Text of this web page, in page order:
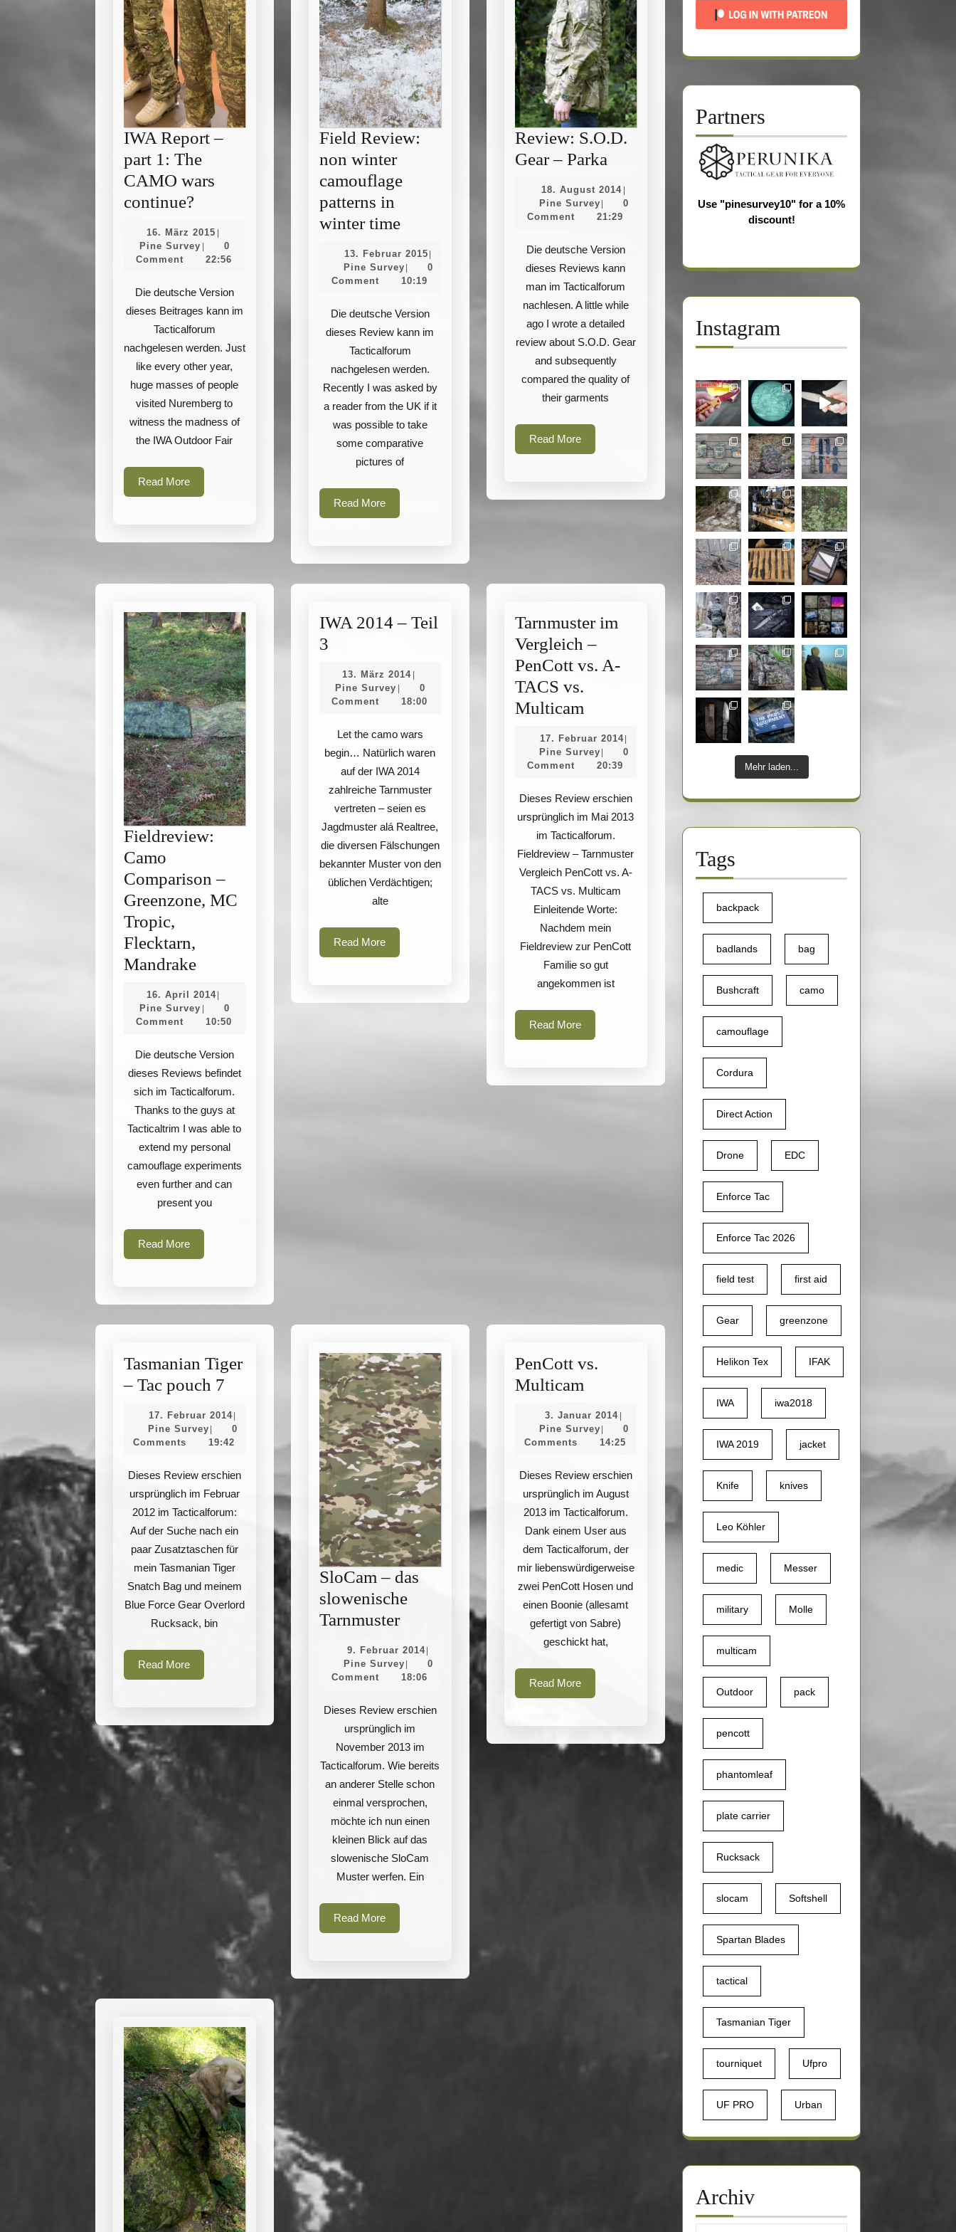
IWA Report –
part 1: The
CAMO wars
continue?
–
part
1:
The
CAMO
wars
continue?
16. März 2015 16.
März
2015
Pine Survey Pine
Survey
0
Comment
22:56
Die deutsche Version
dieses Beitrages kann im
Tacticalforum
nachgelesen werden. Just
like every other year,
huge masses of people
visited Nuremberg to
witness the madness of
the IWA Outdoor Fair
Read MoreRead
More
Field Review:
non winter
camouflage
patterns in
winter timeField
non
winter
camouflage
patterns
in
winter
time
13. Februar 201513.
Februar
Pine SurveyPine
Survey
0
Comment
10:19
Die deutsche Version
dieses Review kann im
Tacticalforum
nachgelesen werden.
Recently I was asked by
a reader from the UK if it
was possible to take
some comparative
pictures of
Read MoreRead
More
Review: S.O.D.
Gear – ParkaReview:
Gear
–
Parka
18. August 201418.
August
2014
Pine SurveyPine
Survey
0
Comment
21:29
Die deutsche Version
dieses Reviews kann
man im Tacticalforum
nachlesen. A little while
ago I wrote a detailed
review about S.O.D. Gear
and subsequently
compared the quality of
their garments
Read MoreRead
More
Fieldreview:
Camo
Comparison –
Greenzone, MC
Tropic,
Flecktarn,
MandrakeFieldreview:
Comparison
Greenzone,
MC
Tropic,
Flecktarn,
Mandrake
16. April 201416.
April
2014
Pine Survey Pine
Survey
0
Comment
10:50
Die deutsche Version
dieses Reviews befindet
sich im Tacticalforum.
Thanks to the guys at
Tacticaltrim I was able to
extend my personal
camouflage experiments
even further and can
present you
Read MoreRead
More
IWA 2014 – Teil
3IWA
–
Teil
13. März 201413.
März
2014
Pine Survey Pine
Survey
0
Comment
18:00
Let the camo wars
begin… Natürlich waren
auf der IWA 2014
zahlreiche Tarnmuster
vertreten – seien es
Jagdmuster alá Realtree,
die diversen Fälschungen
bekannter Muster von den
üblichen Verdächtigen;
alte
Read MoreRead
More
Tarnmuster im
Vergleich –
PenCott vs. A-
TACS vs.
MulticamTarnmuster
Vergleich
PenCott
vs.
A-
TACS
vs.
Multicam
17. Februar 201417.
Februar
Pine SurveyPine
Survey
0
Comment
20:39
Dieses Review erschien
ursprünglich im Mai 2013
im Tacticalforum.
Fieldreview – Tarnmuster
Vergleich PenCott vs. A-
TACS vs. Multicam
Einleitende Worte:
Nachdem mein
Fieldreview zur PenCott
Familie so gut
angekommen ist
Read MoreRead
More
Tasmanian Tiger
– Tac pouch 7
–
Tac
pouch
7
17. Februar 201417.
Februar
2014
Pine SurveyPine
Survey
0
Comments
19:42
Dieses Review erschien
ursprünglich im Februar
2012 im Tacticalforum:
Auf der Suche nach ein
paar Zusatztaschen für
mein Tasmanian Tiger
Snatch Bag und meinem
Blue Force Gear Overlord
Rucksack, bin
Read MoreRead
More
SloCam – das
slowenische
TarnmusterSloCam
das
slowenische
Tarnmuster
9. Februar 20149.
Februar
2014
Pine SurveyPine
Survey
0
Comment
18:06
Dieses Review erschien
ursprünglich im
November 2013 im
Tacticalforum. Wie bereits
an anderer Stelle schon
einmal versprochen,
möchte ich nun einen
kleinen Blick auf das
slowenische SloCam
Muster werfen. Ein
Read MoreRead
More
PenCott vs.
MulticamPenCott
Multicam
3. Januar 20143.
Januar
2014
Pine SurveyPine
Survey
0
Comments
14:25
Dieses Review erschien
ursprünglich im August
2013 im Tacticalforum.
Dank einem User aus
dem Tacticalforum, der
mir liebenswürdigerweise
zwei PenCott Hosen und
einen Boonie (allesamt
gefertigt von Sabre)
geschickt hat,
Read MoreRead
More
Partners
Use "pinesurvey10" for a 10%
discount!
Instagram
Mehr laden...
Tags
backpack
badlands bag
Bushcraft camo
camouflage
Cordura
Direct Action
Drone EDC
Enforce Tac
Enforce Tac 2026
field test first aid
Gear greenzone
Helikon Tex IFAK
IWA iwa2018
IWA 2019 jacket
Knife knives
Leo Köhler
medic Messer
military Molle
multicam
Outdoor pack
pencott
phantomleaf
plate carrier
Rucksack
slocam Softshell
Spartan Blades
tactical
Tasmanian Tiger
tourniquet Ufpro
UF PRO Urban
Archiv